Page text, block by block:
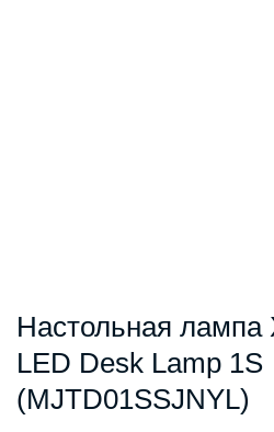
Настольная лампа
LED Desk Lamp 1S
(MJTD01SSJNYL)